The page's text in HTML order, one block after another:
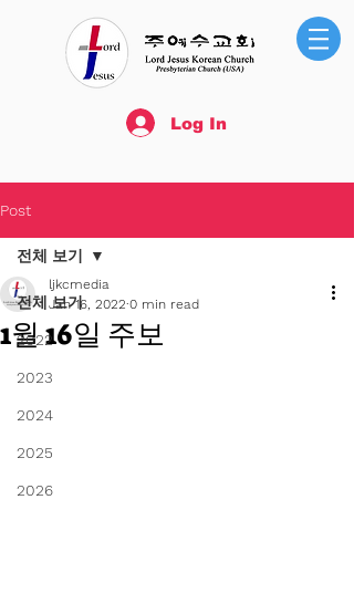
Log In
Post
전체 보기
2022
2023
2024
2025
2026
전체 보기
1월 16일 주보
ljkcmedia
Jan 16, 2022 0 min read